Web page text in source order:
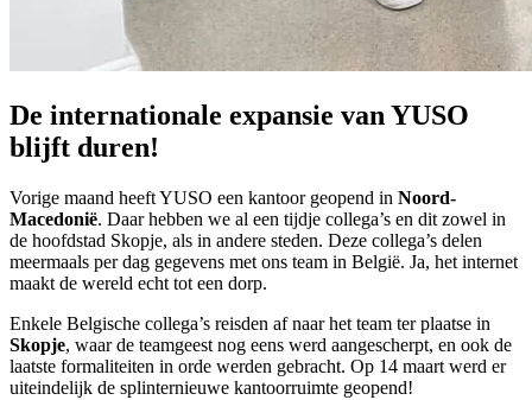
De internationale expansie van YUSO
blijft duren!
Vorige maand heeft YUSO een kantoor geopend in Noord-
Macedonië. Daar hebben we al een tijdje collega’s en dit zowel in
de hoofdstad Skopje, als in andere steden. Deze collega’s delen
meermaals per dag gegevens met ons team in België. Ja, het internet
maakt de wereld echt tot een dorp.
Enkele Belgische collega’s reisden af naar het team ter plaatse in
Skopje, waar de teamgeest nog eens werd aangescherpt, en ook de
laatste formaliteiten in orde werden gebracht. Op 14 maart werd er
uiteindelijk de splinternieuwe kantoorruimte geopend!